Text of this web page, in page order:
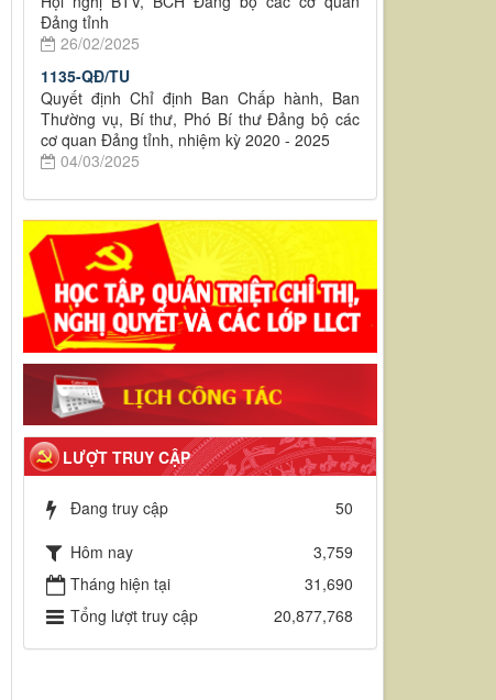
Đảng tỉnh
26/02/2025
1135-QĐ/TU
Quyết định Chỉ định Ban Chấp hành, Ban
Thường vụ, Bí thư, Phó Bí thư Đảng bộ các
cơ quan Đảng tỉnh, nhiệm kỳ 2020 - 2025
04/03/2025
LƯỢT TRUY CẬP
Đang truy cập
50
Hôm nay
3,759
Tháng hiện tại
31,690
Tổng lượt truy cập
20,877,768